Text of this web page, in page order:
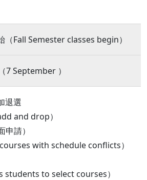
（Fall Semester classes begin）
7 September ）
退選
and drop）
請）
with schedule conflicts）
students to select courses）